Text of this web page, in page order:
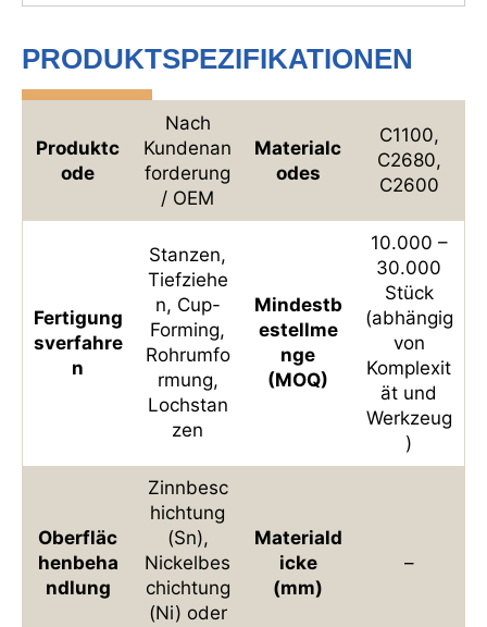
PRODUKTSPEZIFIKATIONEN
Produktc
ode
Nach
Kundenan
forderung
/ OEM
Materialc
odes
C1100,
C2680,
C2600
Fertigung
sverfahre
n
Stanzen,
Tiefziehe
n, Cup-
Forming,
Rohrumfo
rmung,
Lochstan
zen
Mindestb
estellme
nge
(MOQ)
10.000 –
30.000
Stück
(abhängig
von
Komplexit
ät und
Werkzeug
)
Oberfläc
henbeha
ndlung
Zinnbesc
hichtung
(Sn),
Nickelbes
chichtung
(Ni) oder
Materiald
icke
(mm)
–